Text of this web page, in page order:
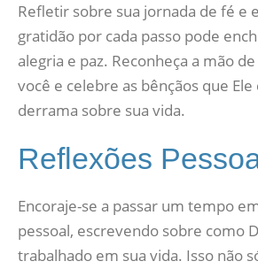
Refletir sobre sua jornada de fé e
gratidão por cada passo pode
alegria e paz. Reconheça a mão
você e celebre as bênçãos que
derrama sobre sua vida.
Reflexões
Encoraje-se a passar um tempo
pessoal, escrevendo sobre como
trabalhado em sua vida. Isso não